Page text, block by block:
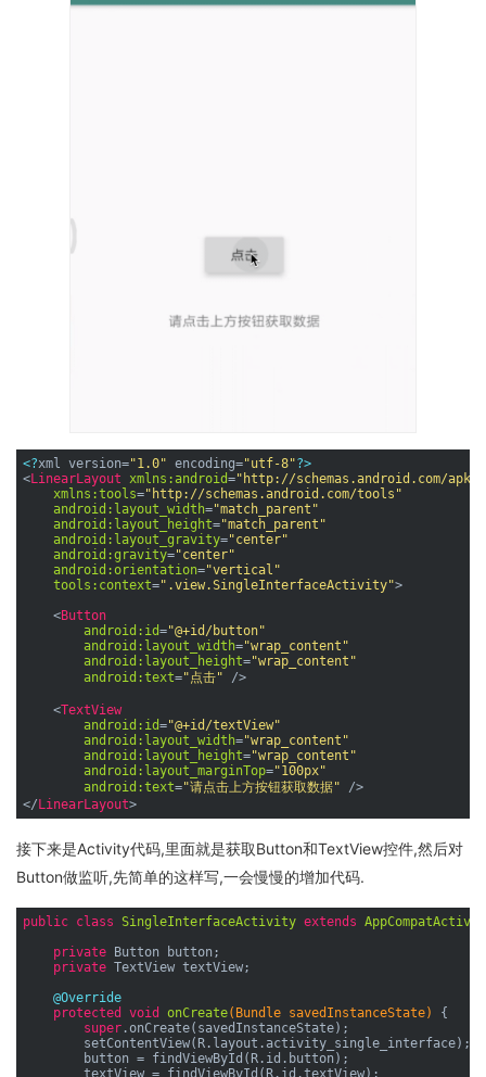
<?xml version="1.0" encoding="utf-8"?>
<LinearLayout xmlns:android="http://schemas.android.com/apk/
xmlns:tools="http://schemas.android.com/tools"
android:layout_width="match_parent"
android:layout_height="match_parent"
android:layout_gravity="center"
android:gravity="center"
android:orientation="vertical"
tools:context=".view.SingleInterfaceActivity">
<Button
android:id="@+id/button"
android:layout_width="wrap_content"
android:layout_height="wrap_content"
android:text="点击" />
<TextView
android:id="@+id/textView"
android:layout_width="wrap_content"
android:layout_height="wrap_content"
android:layout_marginTop="100px"
android:text="请点击上方按钮获取数据" />
</ LinearLayout>
接下来是Activity代码,里面就是获取Button和TextView控件,然后对
Button做监听,先简单的这样写,一会慢慢的增加代码.
public class SingleInterfaceActivity extends
private Button button;
private TextView textView;
@Override
protected
void onCreate(Bundle savedInstanceState)
{
super .onCreate(savedInstanceState);
        setContentView(R.layout.activity_single_interface);
        button = findViewById(R.id.button);